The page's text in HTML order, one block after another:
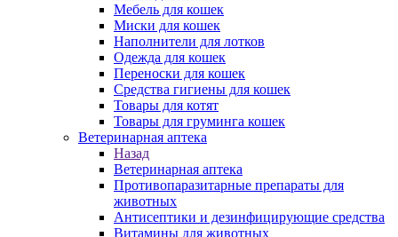
Мебель для кошек
Миски для кошек
Наполнители для лотков
Одежда для кошек
Переноски для кошек
Средства гигиены для кошек
Товары для котят
Товары для груминга кошек
Ветеринарная аптека
Назад
Ветеринарная аптека
Противопаразитарные препараты для
животных
Антисептики и дезинфицирующие средства
Витамины для животных